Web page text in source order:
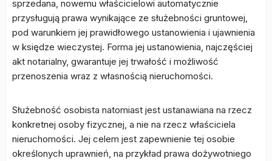
sprzedana, nowemu właścicielowi automatycznie
przysługują prawa wynikające ze służebności gruntowej,
pod warunkiem jej prawidłowego ustanowienia i ujawnienia
w księdze wieczystej. Forma jej ustanowienia, najczęściej
akt notarialny, gwarantuje jej trwałość i możliwość
przenoszenia wraz z własnością nieruchomości.
Służebność osobista natomiast jest ustanawiana na rzecz
konkretnej osoby fizycznej, a nie na rzecz właściciela
nieruchomości. Jej celem jest zapewnienie tej osobie
określonych uprawnień, na przykład prawa dożywotniego